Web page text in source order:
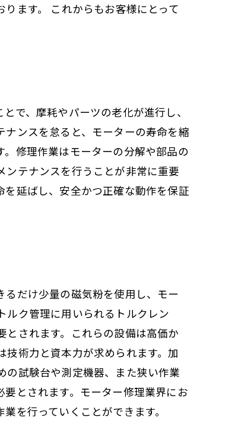
ます。 これからもお客様にとって
で、摩耗やパーツの老化が進行し、
ンスを怠ると、モーターの寿命を縮
修理作業はモーターの分解や部品の
テナンスを行うことが非常に重要
延ばし、安全かつ正確な動作を保証
だけ少量の磁気粉を使用し、モー
ルク管理に用いられるトルクレン
されます。これらの設備は高価か
術力と資本力が求められます。加
の試験台や測定機器、また狭い作業
とされます。モーター修理業界にお
を行っていくことができます。